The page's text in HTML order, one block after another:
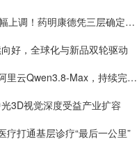
上半年净利破百亿、业绩指引大幅上调！药明康德凭三层确定性接住K型分化红利
好，全球化与新品双轮驱动
值得买科技OpenHubs首批上线阿里云Qwen3.8-Max，持续完善企业多模型服务
3D视觉深度受益产业扩容
打通基层诊疗“最后一公里”